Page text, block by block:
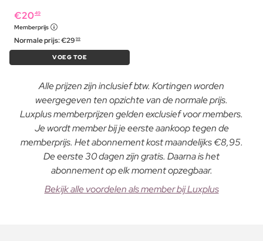
€2049
Memberprijs
Normale prijs:€29 99
VOEG TOE
Alle prijzen zijn inclusief btw. Kortingen worden
weergegeven ten opzichte van de normale prijs.
Luxplus memberprijzen gelden exclusief voor members.
Je wordt member bij je eerste aankoop tegen de
memberprijs. Het abonnement kost maandelijks €8,95.
De eerste 30 dagen zijn gratis. Daarna is het
abonnement op elk moment opzegbaar.
Bekijk alle voordelen als member bij Luxplus